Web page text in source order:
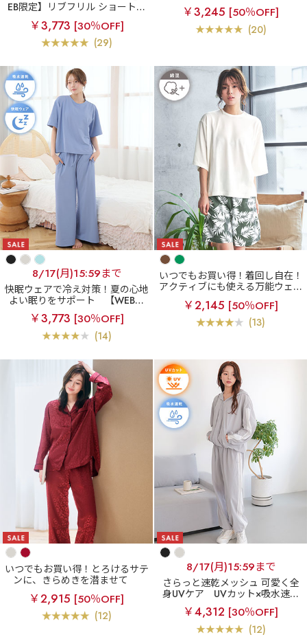
EB限定】リブフリル ショートパ
ンツ 3点セット
￥3,773 [30％OFF]
(29)
点セット
￥3,245 [50％OFF]
(20)
8/17(月)15:59まで
快眠ウェアで冷え対策！夏の心地
よい眠りをサポート
【WEB限
定】着るだけ 快眠ウェア 半袖 上
下セット
￥3,773 [30％OFF]
(14)
いつでもお買い得！着回し自在！
アクティブにも使える万能ウェア
【アウトレット】パームリーフ
柄 綿混 半袖 ショートパンツ 上
下セット (男女兼用サイズ)
￥2,145 [50％OFF]
(13)
いつでもお買い得！とろけるサテ
ンに、きらめきを潜ませて
【アウトレット】ヒョウサテン
パジャマ 長袖 上下セット
￥2,915 [50％OFF]
(12)
8/17(月)15:59まで
さらっと速乾メッシュ 可愛く全
身UVケア
UVカット×吸水速乾
メッシュ フルジップパーカ 長袖
上下セット
￥4,312 [30％OFF]
(12)